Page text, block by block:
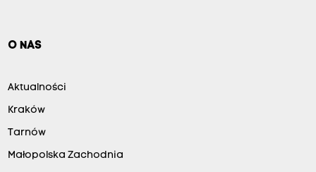
O NAS
Aktualności
Kraków
Tarnów
Małopolska Zachodnia